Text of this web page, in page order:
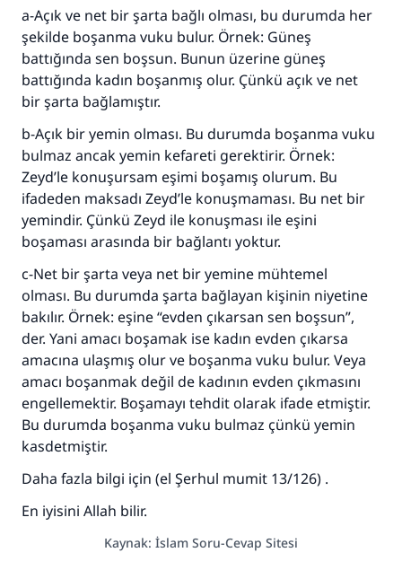
a-Açık ve net bir şarta bağlı olması, bu durumda her
şekilde boşanma vuku bulur. Örnek: Güneş
battığında sen boşsun. Bunun üzerine güneş
battığında kadın boşanmış olur. Çünkü açık ve net
bir şarta bağlamıştır.
b-Açık bir yemin olması. Bu durumda boşanma vuku
bulmaz ancak yemin kefareti gerektirir. Örnek:
Zeyd’le konuşursam eşimi boşamış olurum. Bu
ifadeden maksadı Zeyd’le konuşmaması. Bu net bir
yemindir. Çünkü Zeyd ile konuşması ile eşini
boşaması arasında bir bağlantı yoktur.
c-Net bir şarta veya net bir yemine mühtemel
olması. Bu durumda şarta bağlayan kişinin niyetine
bakılır. Örnek: eşine “evden çıkarsan sen boşsun”,
der. Yani amacı boşamak ise kadın evden çıkarsa
amacına ulaşmış olur ve boşanma vuku bulur. Veya
amacı boşanmak değil de kadının evden çıkmasını
engellemektir. Boşamayı tehdit olarak ifade etmiştir.
Bu durumda boşanma vuku bulmaz çünkü yemin
kasdetmiştir.
Daha fazla bilgi için (el Şerhul mumit 13/126) .
En iyisini Allah bilir.
Kaynak: İslam Soru-Cevap Sitesi